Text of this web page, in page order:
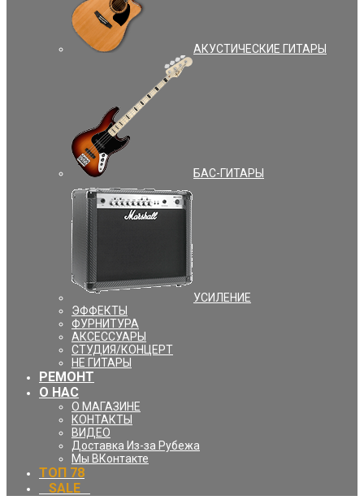
АКУСТИЧЕСКИЕ ГИТАРЫ
БАС-ГИТАРЫ
УCИЛЕНИЕ
ЭФФЕКТЫ
ФУРНИТУРА
АКСЕССУАРЫ
СТУДИЯ/КОНЦЕРТ
НЕ ГИТАРЫ
РЕМОНТ
О НАС
О МАГАЗИНЕ
КОНТАКТЫ
ВИДЕО
Доставка Из-за Рубежа
Мы ВКонтакте
ТОП 78
⠀SALE⠀